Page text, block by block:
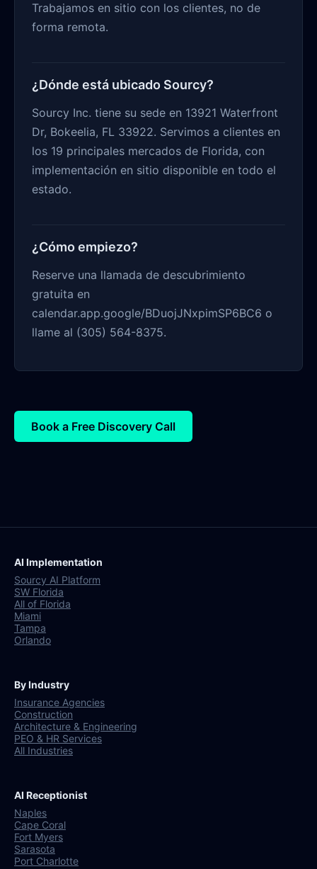
Trabajamos en sitio con los clientes, no de
forma remota.
¿Dónde está ubicado Sourcy?
Sourcy Inc. tiene su sede en 13921 Waterfront
Dr, Bokeelia, FL 33922. Servimos a clientes en
los 19 principales mercados de Florida, con
implementación en sitio disponible en todo el
estado.
¿Cómo empiezo?
Reserve una llamada de descubrimiento
gratuita en
calendar.app.google/BDuojJNxpimSP6BC6 o
llame al (305) 564-8375.
Book a Free Discovery Call
AI Implementation
Sourcy AI Platform
SW Florida
All of Florida
Miami
Tampa
Orlando
By Industry
Insurance Agencies
Construction
Architecture & Engineering
PEO & HR Services
All Industries
AI Receptionist
Naples
Cape Coral
Fort Myers
Sarasota
Port Charlotte